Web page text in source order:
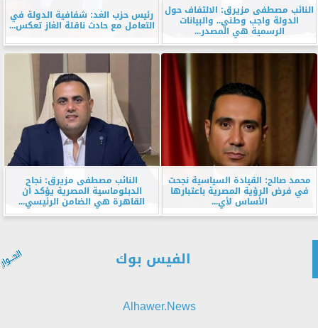
النائب مصطفى مزيرق: الالتفاف حول
الدولة واجب وطني.. والبيانات
الرسمية هي المصدر...
رئيس حزب الغد: شفافية الدولة في
التعامل مع حادث ناقلة الغاز تعكس...
محمد صالح: القيادة السياسية نجحت
في فرض الرؤية المصرية باعتبارها
الأساس لأي...
النائب مصطفى مزيرق: نجاح
الدبلوماسية المصرية يؤكد أن
القاهرة هي الضامن الرئيسي...
الفيس بوك
Alhawer.News